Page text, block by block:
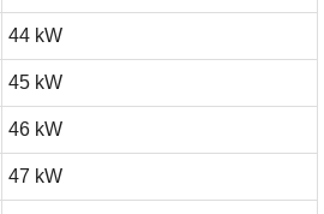
44 kW
45 kW
46 kW
47 kW